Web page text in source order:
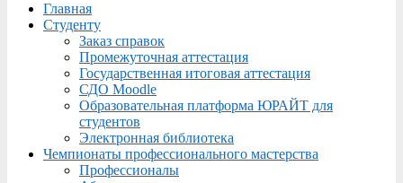
Menu
Главная
Студенту
Заказ справок
Промежуточная аттестация
Государственная итоговая аттестация
СДО Moodle
Образовательная платформа ЮРАЙТ для
студентов
Электронная библиотека
Чемпионаты профессионального мастерства
Профессионалы